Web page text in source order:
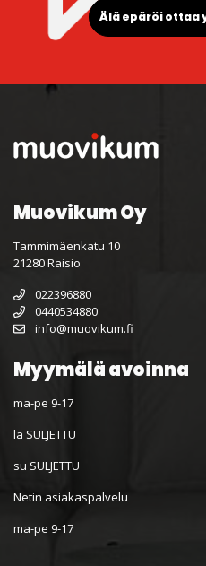
Älä epäröi ottaa
Muovikum Oy
Tammimäenkatu 10
21280 Raisio
022396880
0440534880
info@muovikum.fi
Myymälä avoinna
ma-pe 9-17
la SULJETTU
su SULJETTU
Netin asiakaspalvelu
ma-pe 9-17